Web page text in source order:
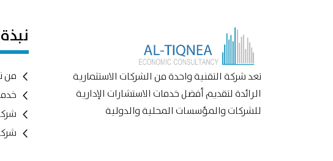
تعد شركة التقنية واحدة من الشركات الاستثمارية
الرائدة لتقديم أفضل خدمات الاستشارات الإدارية
للشركات والمؤسسات المحلية والدولية
من